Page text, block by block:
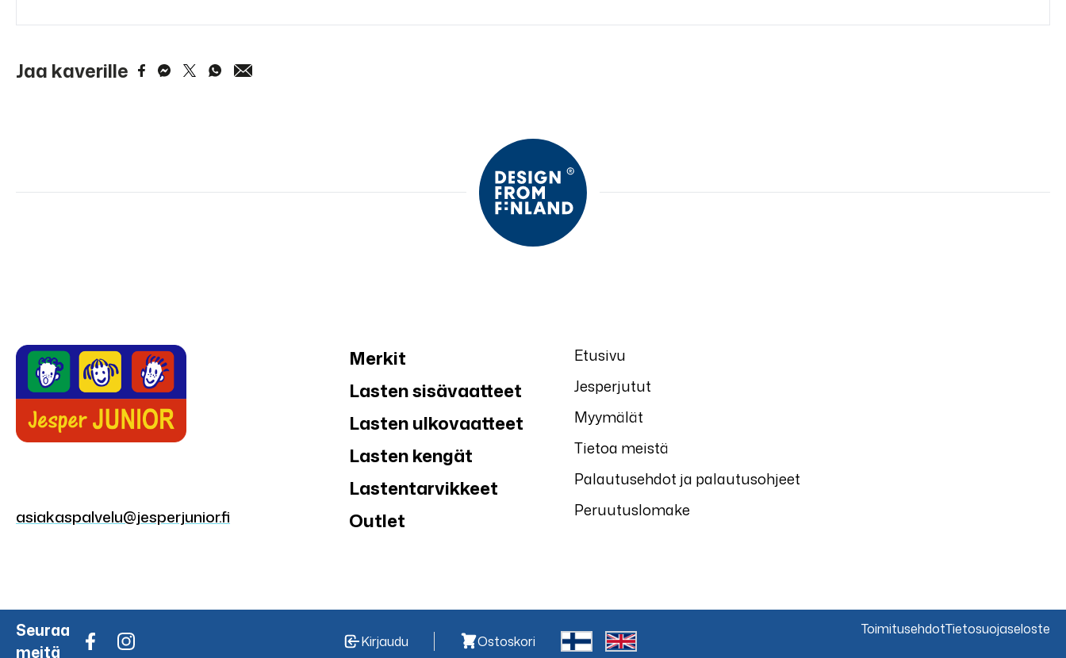
Jaa kaverille
asiakaspalvelu@jesperjunior.fi
Merkit
Lasten sisävaatteet
Lasten ulkovaatteet
Lasten kengät
Lastentarvikkeet
Outlet
Etusivu
Jesperjutut
Myymälät
Tietoa meistä
Palautusehdot ja palautusohjeet
Peruutuslomake
Seuraa
meitä
Kirjaudu Ostoskori
ToimitusehdotTietosuojaseloste